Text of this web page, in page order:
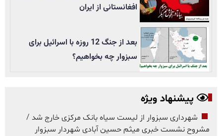
افغانستانی از ایران
بعد از جنگ 12 روزه با اسرائیل برای
سبزوار چه بخواهیم؟
پیشنهاد ویژه
شهرداری سبزوار از لیست سیاه بانک مرکزی خارج شد /
مشروح نشست خبری میثم حسین آبادی شهردار سبزوار